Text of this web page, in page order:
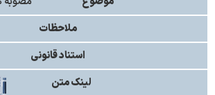
ملاحظات
استناد قانونی
لینک متن